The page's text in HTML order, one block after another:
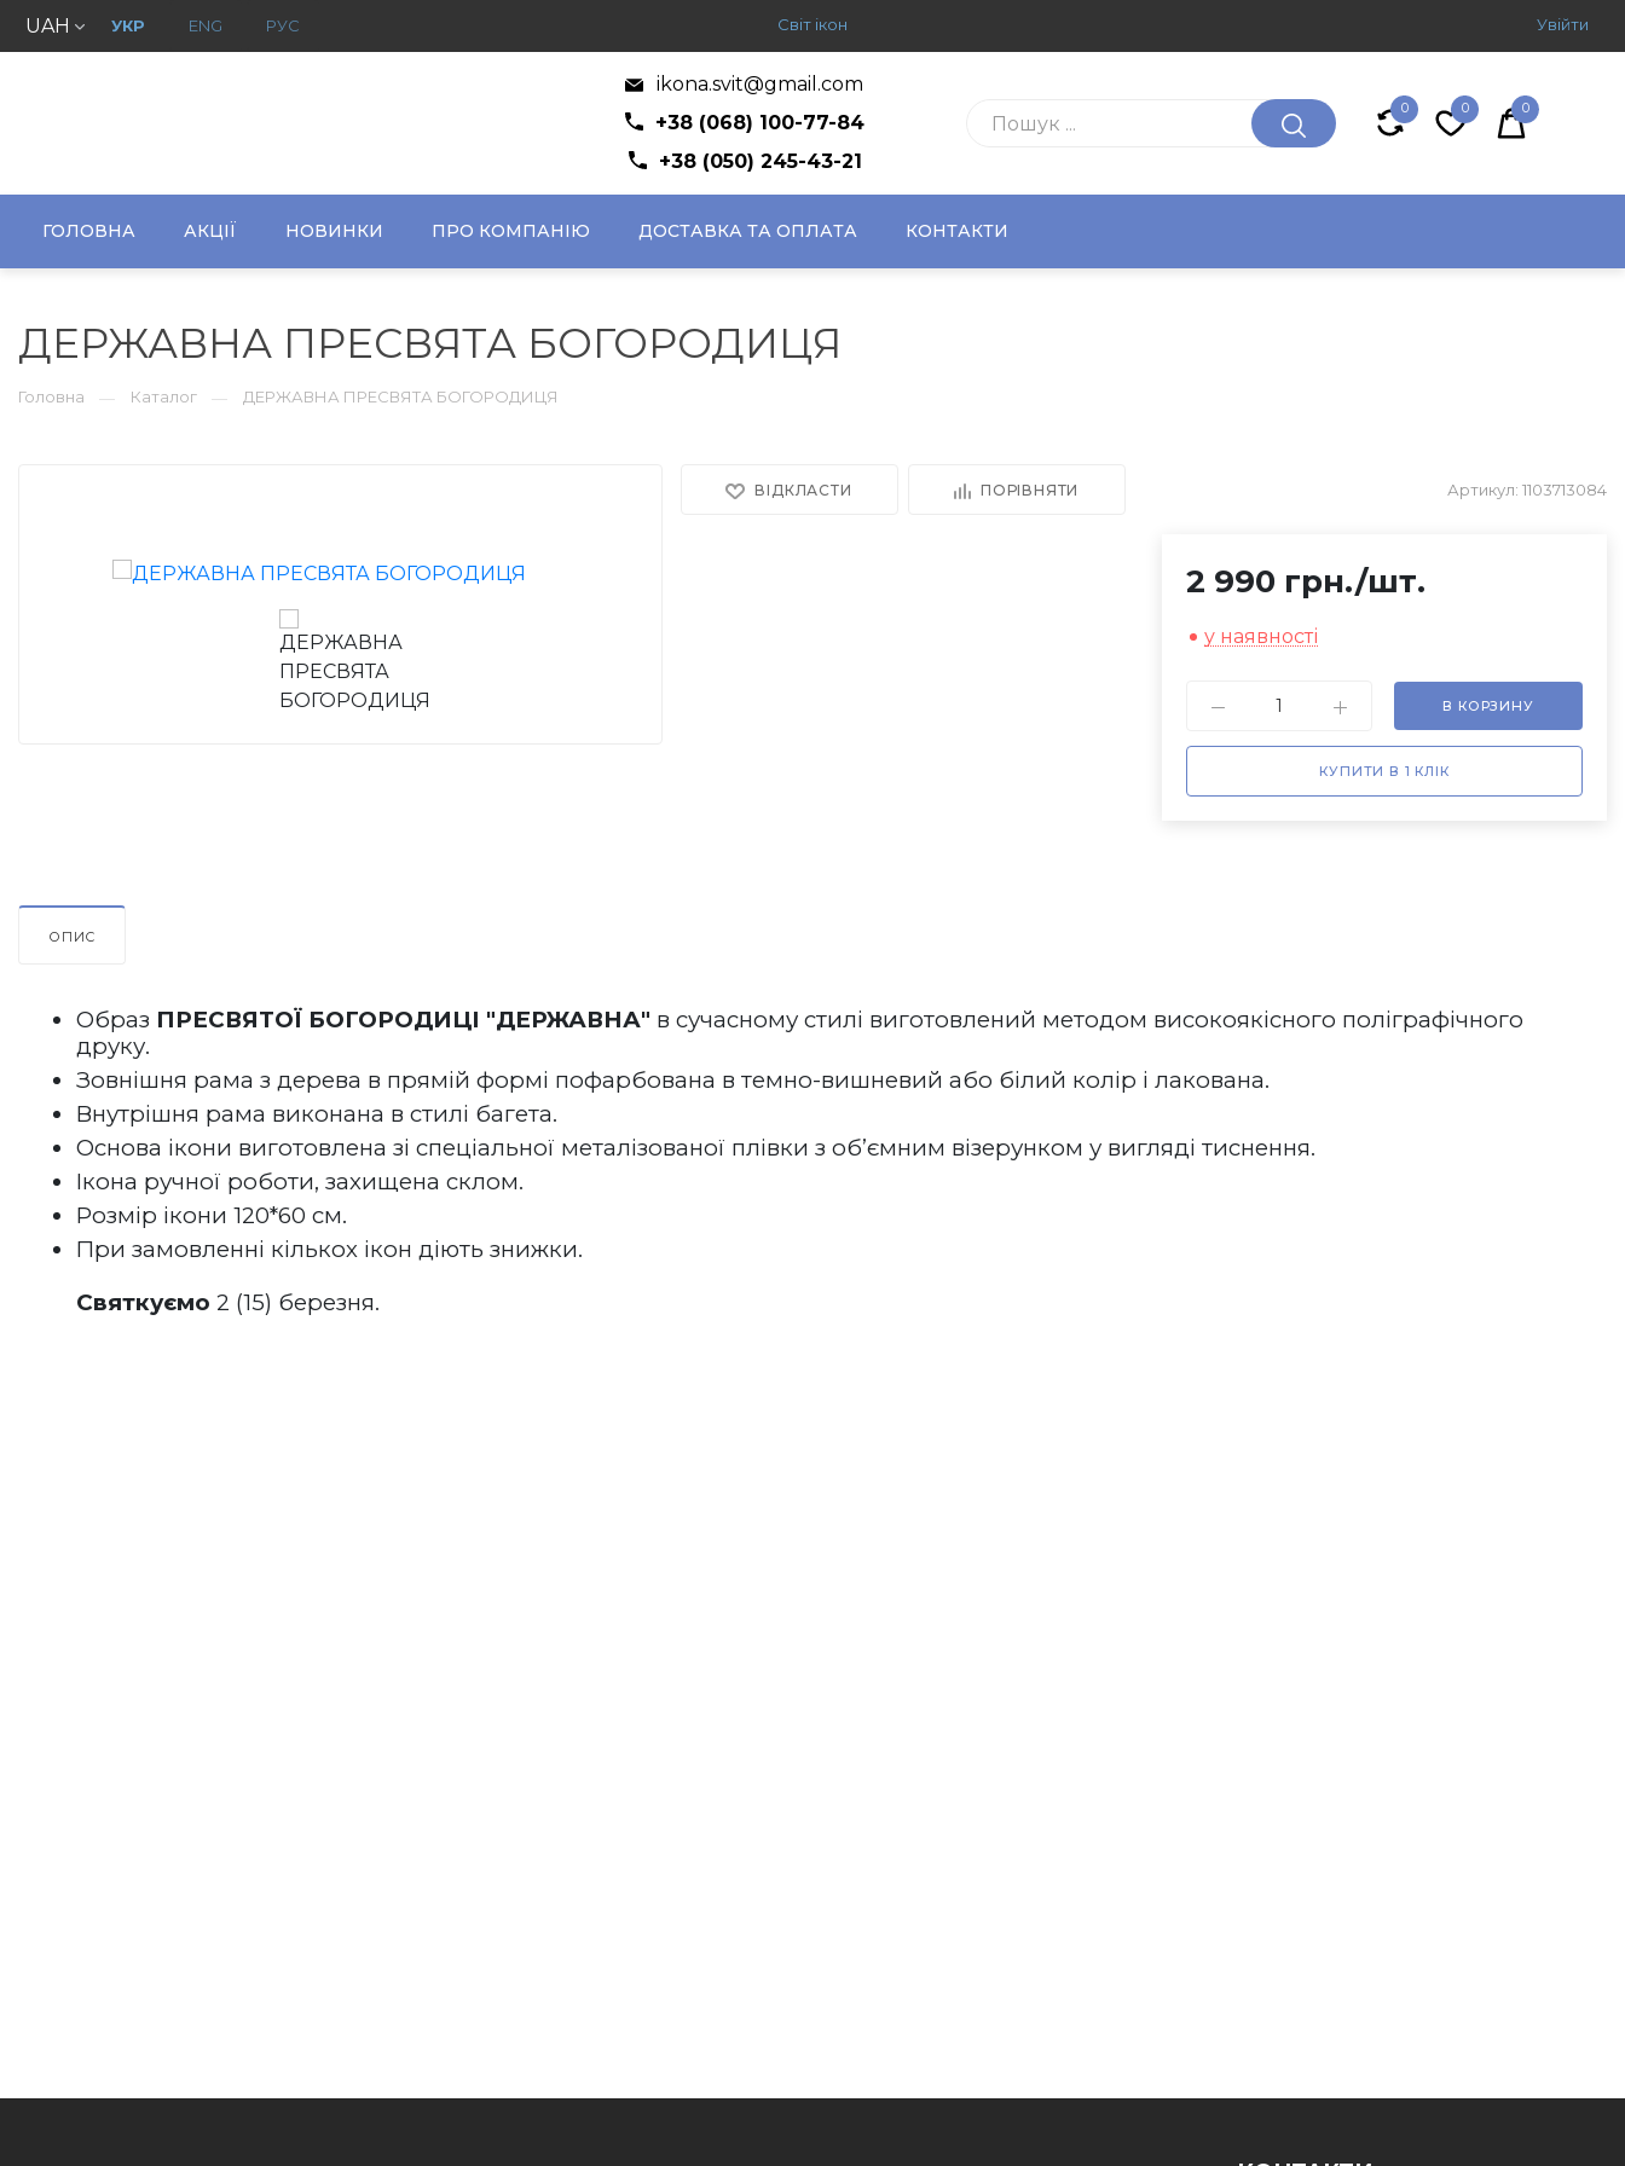
UAH УКР ENG РУС Світ ікон Увiйти
ikona.svit@gmail.com
+38 (068) 100-77-84
+38 (050) 245-43-21
0 0 0
ГОЛОВНА АКЦІЇ НОВИНКИ ПРО КОМПАНІЮ ДОСТАВКА ТА ОПЛАТА КОНТАКТИ
ДЕРЖАВНА ПРЕСВЯТА БОГОРОДИЦЯ
Головна — Каталог — ДЕРЖАВНА ПРЕСВЯТА БОГОРОДИЦЯ
ВІДКЛАСТИ ПОРІВНЯТИ Артикул: 1103713084
2 990 грн./шт.
у наявності
В КОРЗИНУ
КУПИТИ В 1 КЛІК
ОПИС
Образ ПРЕСВЯТОЇ БОГОРОДИЦІ "ДЕРЖАВНА" в сучасному стилі виготовлений методом високоякісного поліграфічного
друку.
Зовнішня рама з дерева в прямій формі пофарбована в темно-вишневий або білий колір і лакована.
Внутрішня рама виконана в стилі багета.
Основа ікони виготовлена зі спеціальної металізованої плівки з об’ємним візерунком у вигляді тиснення.
Ікона ручної роботи, захищена склом.
Розмір ікони 120*60 см.
При замовленні кількох ікон діють знижки.
Святкуємо 2 (15) березня.